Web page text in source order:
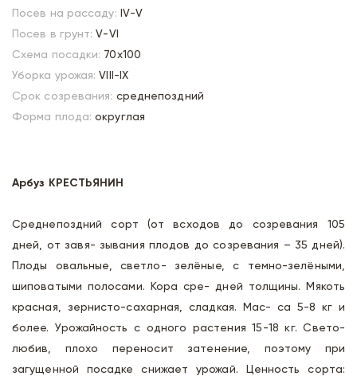
Посев на рассаду: IV-V
Посев в грунт: V-VI
Схема посадки: 70х100
Уборка урожая: VIII-IX
Срок созревания: среднепоздний
Форма плода: округлая
Арбуз КРЕСТЬЯНИН
Среднепоздний сорт (от всходов до созревания 105
дней, от завя- зывания плодов до созревания – 35 дней).
Плоды овальные, светло- зелёные, с темно-зелёными,
шиповатыми полосами. Кора сре- дней толщины. Мякоть
красная, зернисто-сахарная, сладкая. Мас- са 5-8 кг и
более. Урожайность с одного растения 15-18 кг. Свето-
любив, плохо переносит затенение, поэтому при
загущенной посадке снижает урожай. Ценность сорта: